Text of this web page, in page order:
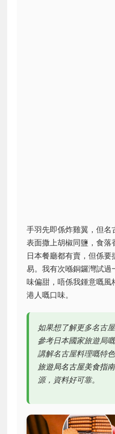
手羽先即係炸雞翼，但名
表面撒上胡椒同鹽，食落
日本餐廳都有賣，但係要
易。我有次喺銅鑼灣試過
味偏甜，唔係我鍾意嘅風
港人嘅口味。
如果想了解更多名古
參考日本國家旅遊局
講解名古屋料理嘅特色
旅遊局名古屋美食指南
源，資料好可靠。